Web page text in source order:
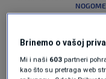
Brinemo o vašoj
Mi i naši 603 partneri
kao što su pretraga web